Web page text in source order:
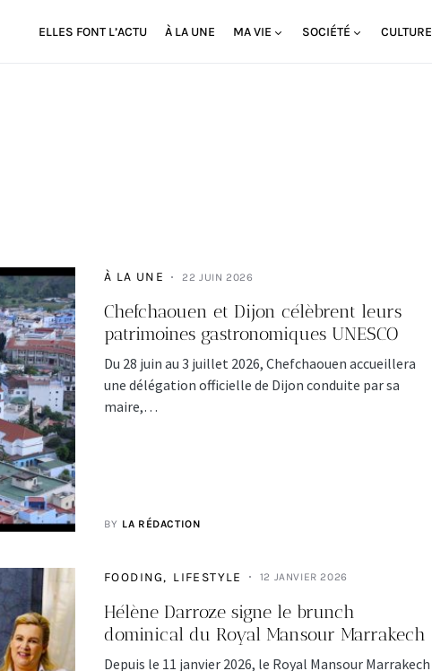
ELLES FONT L’ACTU À LA UNE MA VIE SOCIÉTÉ CULTURE
À LA UNE 22 JUIN 2026
Chefchaouen et Dijon célèbrent leurs
patrimoines gastronomiques UNESCO
Du 28 juin au 3 juillet 2026, Chefchaouen accueillera
une délégation officielle de Dijon conduite par sa
maire,…
BY LA RÉDACTION
FOODING LIFESTYLE 12 JANVIER 2026
Hélène Darroze signe le brunch
dominical du Royal Mansour Marrakech
Depuis le 11 janvier 2026, le Royal Mansour Marrakech